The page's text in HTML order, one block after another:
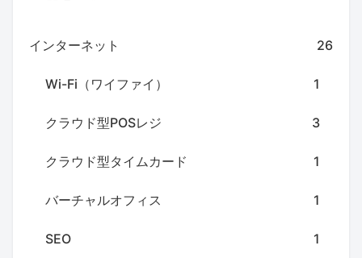
インターネット 26
Wi-Fi（ワイファイ） 1
クラウド型POSレジ 3
クラウド型タイムカード 1
バーチャルオフィス 1
SEO 1